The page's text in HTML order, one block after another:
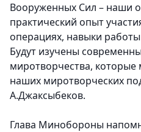
Вооруженных Сил – наши
практический опыт
операциях, навыки
Будут изучены
миротворчества,
наших миротворческих
А.Джаксыбеков.
Глава Минобороны